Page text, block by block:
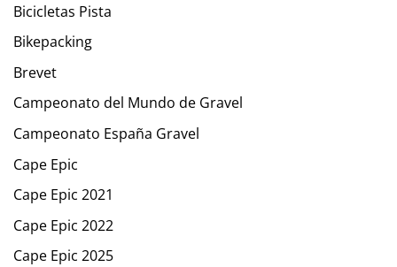
Bicicletas Pista
Bikepacking
Brevet
Campeonato del Mundo de Gravel
Campeonato España Gravel
Cape Epic
Cape Epic 2021
Cape Epic 2022
Cape Epic 2025